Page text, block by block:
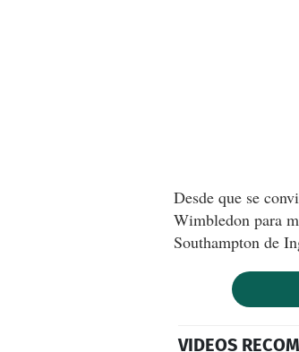
Desde que se
Wimbledon para
Southampton de
VIDEOS